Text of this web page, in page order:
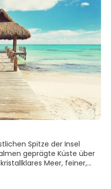
Spitze der Insel
geprägte Küste über
Meer, feiner,
und